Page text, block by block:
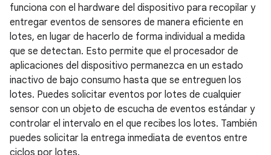
funciona con el hardware del dispositivo para recopilar y
entregar eventos de sensores de manera eficiente en
lotes, en lugar de hacerlo de forma individual a medida
que se detectan. Esto permite que el procesador de
aplicaciones del dispositivo permanezca en un estado
inactivo de bajo consumo hasta que se entreguen los
lotes. Puedes solicitar eventos por lotes de cualquier
sensor con un objeto de escucha de eventos estándar y
controlar el intervalo en el que recibes los lotes. También
puedes solicitar la entrega inmediata de eventos entre
ciclos por lotes.